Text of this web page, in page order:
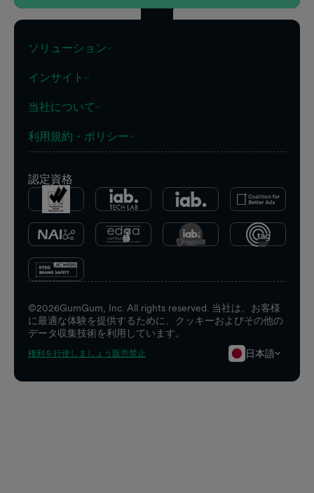
ソリューション
インサイト
当社について
利用規約・ポリシー
認定資格
©2026GumGum, Inc. All rights reserved. 当社は、お客様
に最適な体験を提供するために、クッキーおよびその他の
データ収集技術を利用しています。
権利を行使しましょう 販売禁止 日本語